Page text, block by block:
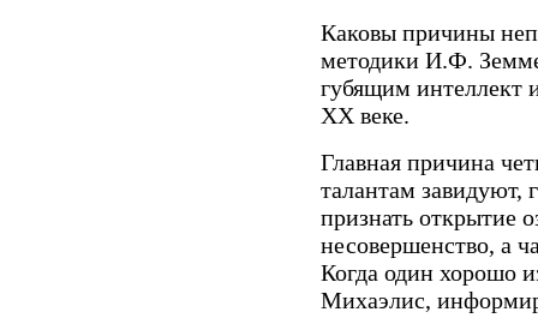
Каковы причины
методики И.Ф.
губящим интеллект
ХХ веке.
Главная причина
талантам завидуют,
признать открытие
несовершенство, а
Когда один хорошо
Михаэлис,